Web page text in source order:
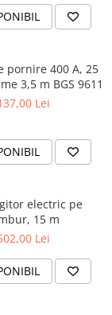
pornire 400 A, 25
3,5 m BGS 9611
Lei
electric pe
15 m
Lei